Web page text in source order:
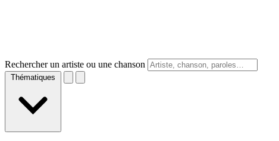
Rechercher un artiste ou une chanson
Thématiques